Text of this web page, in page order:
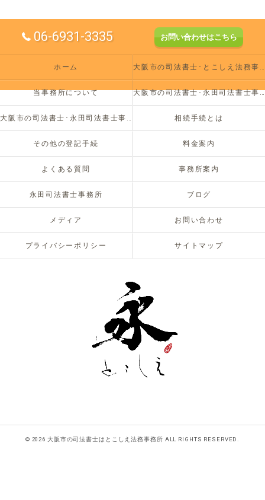
06-6931-3335 お問い合わせはこちら
ホーム 大阪市の司法書士･とこしえ法務事務所の評判
当事務所について 大阪市の司法書士･永田司法書士事務所の口コミ情報
大阪市の司法書士･永田司法書士事務所のお客様の声 相続手続とは
その他の登記手続 料金案内
よくある質問 事務所案内
永田司法書士事務所 ブログ
メディア お問い合わせ
プライバシーポリシー サイトマップ
© 2026 大阪市の司法書士はとこしえ法務事務所 ALL RIGHTS RESERVED.